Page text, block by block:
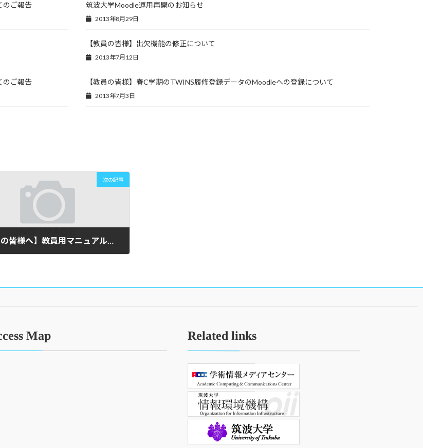
のご報告 筑波大学Moodle運用再開のお知らせ
2013年8月29日
【教員の皆様】出欠機能の修正について
2013年7月12日
のご報告 【教員の皆様】春C学期のTWINS履修登録データのMoodleへの登録について
2013年7月3日
次の記事
【教員の皆様へ】教員用マニュアルの配布について
Map Related links